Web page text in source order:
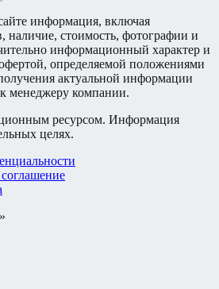
информация, включая
наличие, стоимость, фотографии и
информационный характер и
определяемой положениями
актуальной информации
менеджеру компании.
ресурсом. Информация
целях.